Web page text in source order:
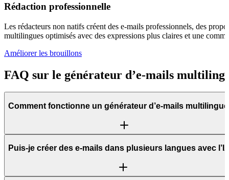
Rédaction professionnelle
Les rédacteurs non natifs créent des e-mails professionnels, des
multilingues optimisés avec des expressions plus claires et une
Améliorer les brouillons
FAQ sur le générateur d’e-mails
Comment fonctionne un générateur d’e-mails
Puis-je créer des e-mails dans plusieurs langues avec